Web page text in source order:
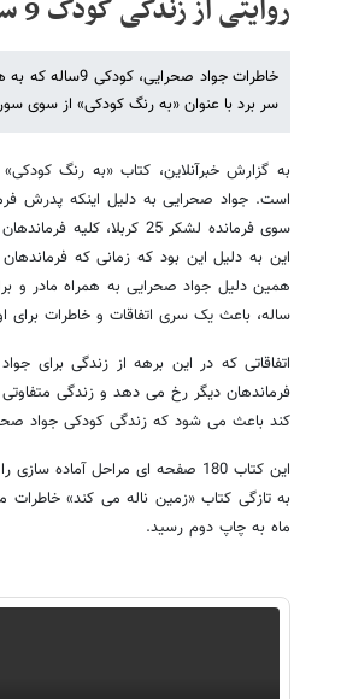
روایتی از زندگی کودک 9 ساله در پادگان جنگی
خاطرات جواد
سر برد با عنوان «به رنگ کودکی» از سوی
سوی فرمانده لشکر 25
این به دلیل این بود که زمانی که
ساله، باعث یک سری اتفاقات و خاطرات برای
اتفاقاتی که در این برهه از زندگی برای
فرماندهان دیگر رخ می دهد و زندگی
کند باعث می شود که زندگی کودکی جواد
این کتاب 180 صفحه ای مراحل
به تازگی کتاب «زمین ناله می کند»
ماه به چاپ دوم رسید.